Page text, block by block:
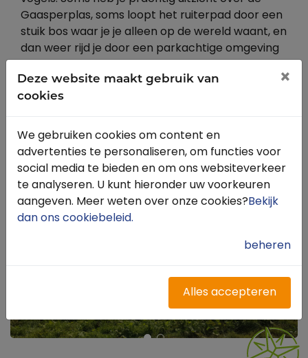
Gaasperplas, soms loopt het ruiterpad door een
stuik bos waar je je alleen op de wereld waant, en
dan weer rijd je door een parkachtige omgeving
langere ronde te maken, dan kun je via het
begrazingsgebied door de weilanden naar de
gebied De Hoge Dijk waar verschillende
horecagelegenheden zijn.
Deze website maakt gebruik van
cookies
×
We gebruiken cookies om content en
advertenties te personaliseren, om functies voor
social media te bieden en om ons websiteverkeer
te analyseren. U kunt hieronder uw voorkeuren
aangeven. Meer weten over onze cookies? Bekijk
dan ons cookiebeleid.
beheren
Alles accepteren